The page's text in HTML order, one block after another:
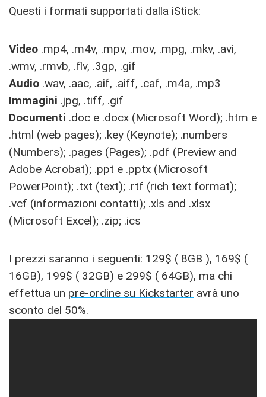
Questi i formati supportati dalla iStick:
Video .mp4, .m4v, .mpv, .mov, .mpg, .mkv, .avi,
.wmv, .rmvb, .flv, .3gp, .gif
Audio .wav, .aac, .aif, .aiff, .caf, .m4a, .mp3
Immagini .jpg, .tiff, .gif
Documenti .doc e .docx (Microsoft Word); .htm e
.html (web pages); .key (Keynote); .numbers
(Numbers); .pages (Pages); .pdf (Preview and
Adobe Acrobat); .ppt e .pptx (Microsoft
PowerPoint); .txt (text); .rtf (rich text format);
.vcf (informazioni contatti); .xls and .xlsx
(Microsoft Excel); .zip; .ics
I prezzi saranno i seguenti: 129$ ( 8GB ), 169$ (
16GB), 199$ ( 32GB) e 299$ ( 64GB), ma chi
effettua un pre-ordine su Kickstarter avrà uno
sconto del 50%.